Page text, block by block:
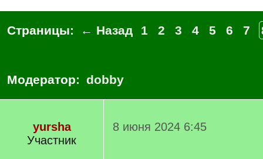
Страницы: ← Назад 1 2 3 4 5 6 7
Модератор: dobby
yursha
Участник
8 июня 2024 6:45